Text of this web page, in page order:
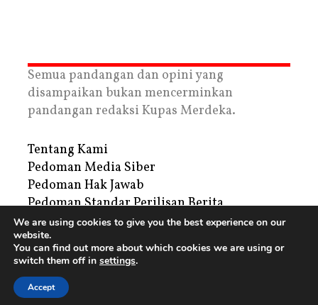
Semua pandangan dan opini yang
disampaikan bukan mencerminkan
pandangan redaksi Kupas Merdeka.
Tentang Kami
Pedoman Media Siber
Pedoman Hak Jawab
Pedoman Standar Perilisan Berita
Privacy Policy
Periklanan
Copyright © 2026 | PT. Tegar Kupas Mediatama
We are using cookies to give you the best experience on our
website.
You can find out more about which cookies we are using or
switch them off in settings.
Accept